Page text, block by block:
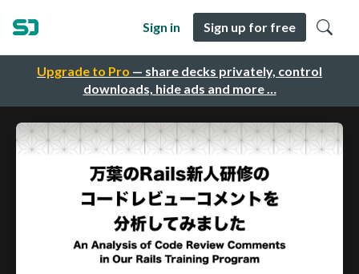
Upgrade to Pro — share decks privately, control
downloads, hide ads and more …
Sign in Sign up for free